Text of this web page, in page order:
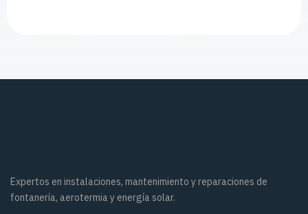
Expertos en instalaciones, mantenimiento y reparaciones de
fontanería, aerotermia y energía solar.